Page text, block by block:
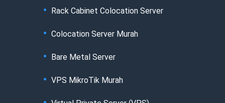
Rack Cabinet Colocation Server
Colocation Server Murah
Bare Metal Server
VPS MikroTik Murah